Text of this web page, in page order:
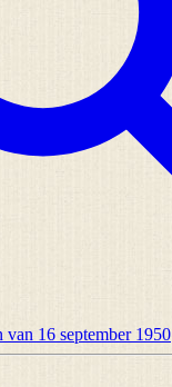
16 september 1950